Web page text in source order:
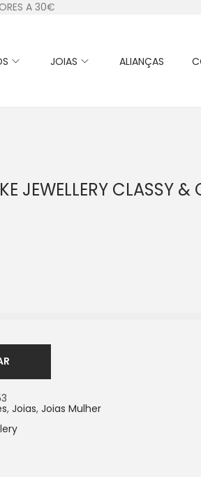
A 30€
JOIAS ALIANÇAS
JEWELLERY CLASSY &
, Joias, Joias Mulher